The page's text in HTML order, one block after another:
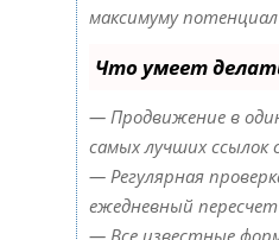
максимуму
Что умеет
— Продвижение в
самых лучших ссылок
— Регулярная
ежедневный
— Все известные